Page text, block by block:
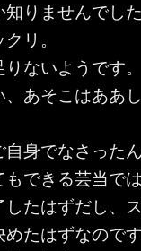
りませんでし
リ。
ないようです。
あそこはああ
身でなさったん
できる芸当で
たはずだし、
たはずなので